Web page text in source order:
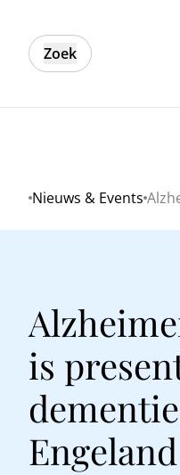
Zoek
Home
Nieuws & Events
is
Engeland